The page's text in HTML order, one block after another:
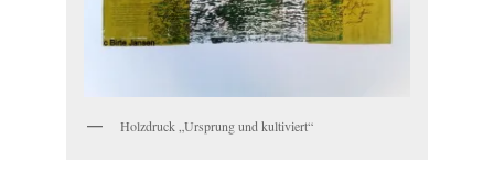
Holzdruck „Ursprung und kultiviert“